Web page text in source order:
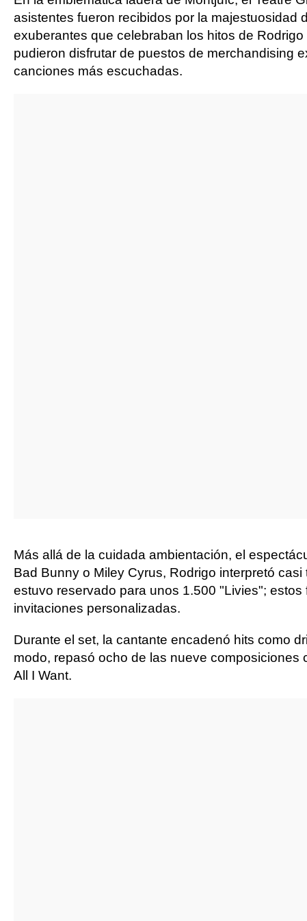
asistentes fueron recibidos por la majestuosidad
exuberantes que celebraban los hitos de
pudieron disfrutar de puestos de merchandising
canciones más escuchadas.
Más allá de la cuidada ambientación, el
Bad Bunny o Miley Cyrus, Rodrigo interpretó
estuvo reservado para unos 1.500 "Livies";
invitaciones personalizadas.
Durante el set, la cantante encadenó hits como
modo, repasó ocho de las nueve
All I Want.